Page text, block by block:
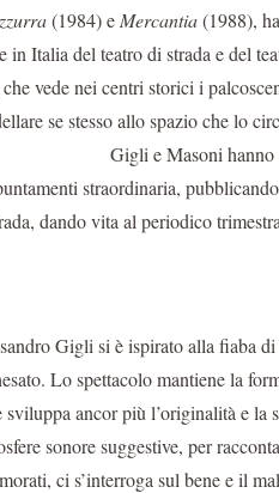
(1984) e Mercantia(1988),
in Italia del teatro di strada e del
che vede nei centri storici i
se stesso allo spazio che lo
Gigli e Masoni hanno
straordinaria,
dando vita al periodico
Gigli si è ispirato alla fiaba
Lo spettacolo mantiene la
ancor più l’originalità e la
sonore suggestive, per
ci s’interroga sul bene e il